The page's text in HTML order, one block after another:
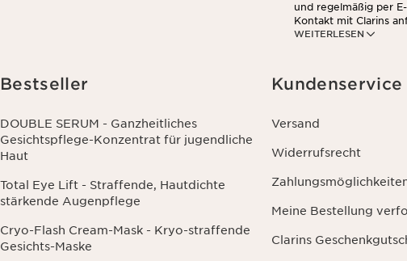
WEITERLESEN
und regelmäßig per
Kontakt mit Clarins
Hautempfindlichkeit,
Informationen
Wirkung für die
Bestseller
DOUBLE SERUM - Ganzheitliches
Gesichtspflege-Konzentrat für jugendliche
Haut
Total Eye Lift - Straffende, Hautdichte
stärkende Augenpflege
Cryo-Flash Cream-Mask - Kryo-straffende
Gesichts-Maske
Kundenservice
Versand
Widerrufsrecht
Meine Bestellung
Clarins